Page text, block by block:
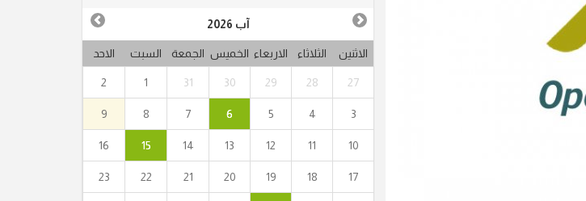
آب 2026
الاثنين الثلاثاء الاربعاء الخميس الجمعة السبت الاحد
27
28
29
30
31
1
2
3
4
5
6
7
8
9
10
11
12
13
14
15
16
17
18
19
20
21
22
23